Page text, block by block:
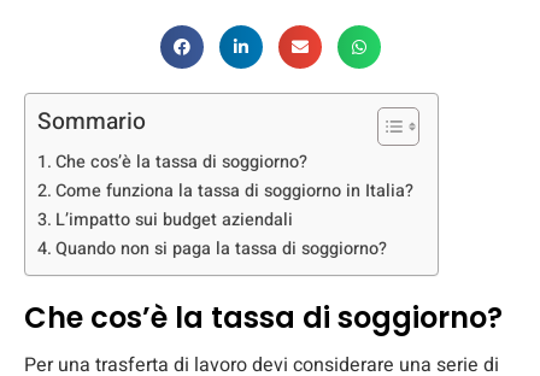
Sommario
Che cos’è la tassa di soggiorno?
Come funziona la tassa di soggiorno in Italia?
L’impatto sui budget aziendali
Quando non si paga la tassa di soggiorno?
Che cos’è la tassa di soggiorno?
Per una trasferta di lavoro devi considerare una serie di